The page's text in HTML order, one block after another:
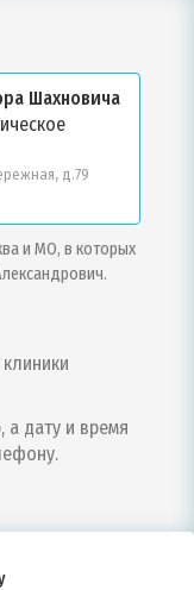
Шахновича
д.79
и МО, в которых
.
а дату и время